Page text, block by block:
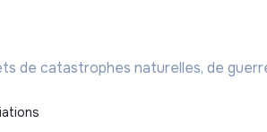
de catastrophes naturelles, de